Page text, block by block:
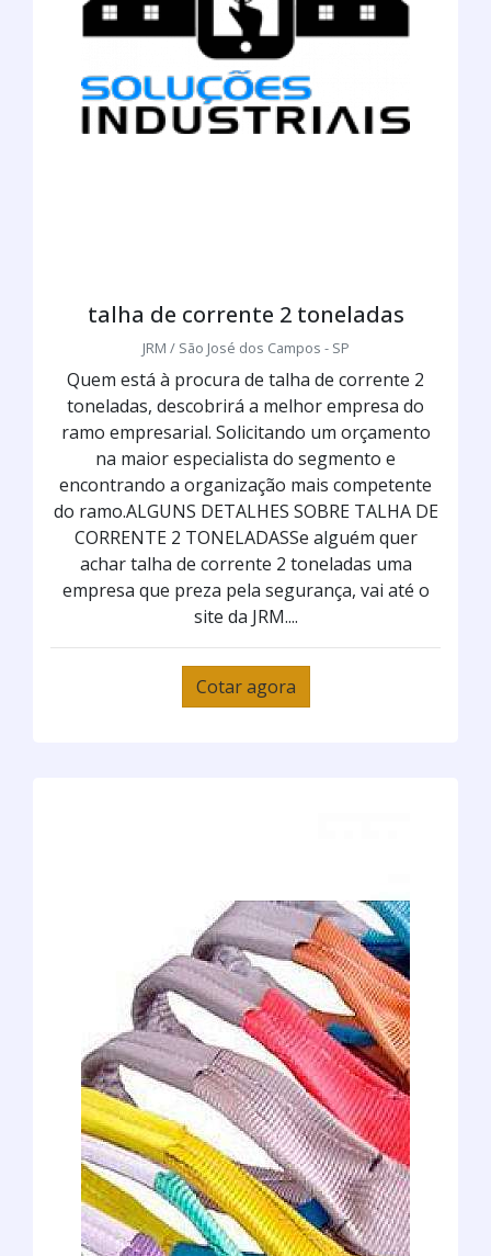
talha de corrente 2 toneladas
JRM / São José dos Campos - SP
Quem está à procura de talha de corrente 2
toneladas, descobrirá a melhor empresa do
ramo empresarial. Solicitando um orçamento
na maior especialista do segmento e
encontrando a organização mais competente
do ramo.ALGUNS DETALHES SOBRE TALHA DE
CORRENTE 2 TONELADASSe alguém quer
achar talha de corrente 2 toneladas uma
empresa que preza pela segurança, vai até o
site da JRM....
Cotar agora